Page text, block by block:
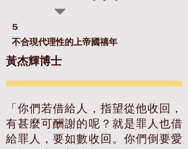
5
不合現代理性的上帝國禧年
黃杰輝博士
「你們若借給人，指望從他收回，
有甚麼可酬謝的呢？就是罪人也借
給罪人，要如數收回。你們倒要愛